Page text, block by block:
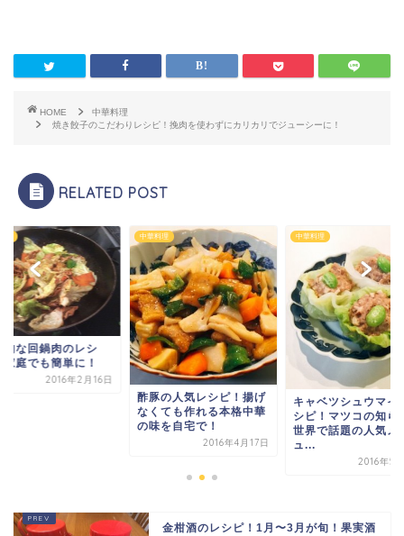
HOME
中華料理
焼き餃子のこだわりレシピ！挽肉を使わずにカリカリでジューシーに！
RELATED POST
的な回鍋肉のレシ
家庭でも簡単に！
2016年2月16日
中華料理
酢豚の人気レシピ！揚げ
なくても作れる本格中華
の味を自宅で！
2016年4月17日
中華料理
キャベツシュウマイ
シピ！マツコの知ら
世界で話題の人気メ
ュ...
2016年5
金柑酒のレシピ！1月〜3月が旬！果実酒